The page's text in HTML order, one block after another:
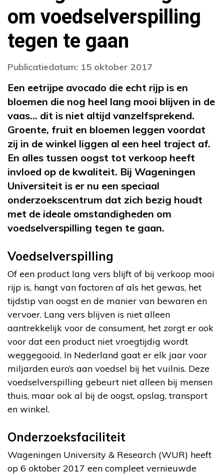
om voedselverspilling
tegen te gaan
Publicatiedatum: 15 oktober 2017
Een eetrijpe avocado die echt rijp is en
bloemen die nog heel lang mooi blijven in de
vaas… dit is niet altijd vanzelfsprekend.
Groente, fruit en bloemen leggen voordat
zij in de winkel liggen al een heel traject af.
En alles tussen oogst tot verkoop heeft
invloed op de kwaliteit. Bij Wageningen
Universiteit is er nu een speciaal
onderzoekscentrum dat zich bezig houdt
met de ideale omstandigheden om
voedselverspilling tegen te gaan.
Voedselverspilling
Of een product lang vers blijft of bij verkoop mooi
rijp is, hangt van factoren af als het gewas, het
tijdstip van oogst en de manier van bewaren en
vervoer. Lang vers blijven is niet alleen
aantrekkelijk voor de consument, het zorgt er ook
voor dat een product niet vroegtijdig wordt
weggegooid. In Nederland gaat er elk jaar voor
miljarden euro’s aan voedsel bij het vuilnis. Deze
voedselverspilling gebeurt niet alleen bij mensen
thuis, maar ook al bij de oogst, opslag, transport
en winkel.
Onderzoeksfaciliteit
Wageningen University & Research (WUR) heeft
op 6 oktober 2017 een compleet vernieuwde